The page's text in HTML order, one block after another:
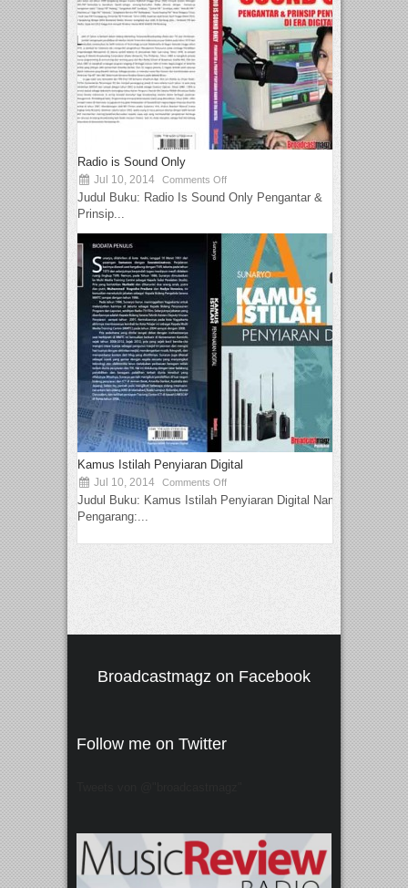
Radio is Sound Only
Jul 10, 2014 Comments Off
Judul Buku: Radio Is Sound Only Pengantar &
Prinsip...
Kamus Istilah Penyiaran Digital
Jul 10, 2014 Comments Off
Judul Buku: Kamus Istilah Penyiaran Digital Nama
Pengarang:...
Broadcastmagz on Facebook
Follow me on Twitter